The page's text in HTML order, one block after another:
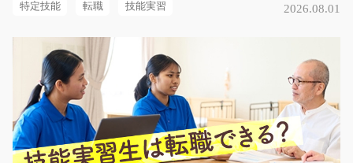
倉庫内軽作業・住宅設備部品の組立/i02_01109
急募
＜仕事内容＞ 物流倉庫内での軽作業や、カンタンな部品
の組立のお仕事！ …
長期（3ヶ月以上）
時給1,250円～
大阪府門真市
特定技能 転職 技能実習 2026.08.01